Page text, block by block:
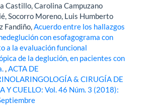
Castillo, Carolina Campuzano
Socorro Moreno, Luis Humberto
Fandiño,Acuerdo entre los hallazgos
con esofagograma con
a la evaluación funcional
de la deglución, en pacientes con
,ACTA DE
& CIRUGÍA DE
Y CUELLO: Vol. 46 Núm. 3 (2018):